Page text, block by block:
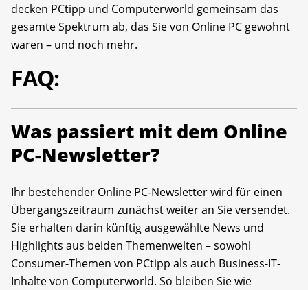
decken PCtipp und Computerworld gemeinsam das
gesamte Spektrum ab, das Sie von Online PC gewohnt
waren – und noch mehr.
FAQ:
Was passiert mit dem Online
PC-Newsletter?
Ihr bestehender Online PC-Newsletter wird für einen
Übergangszeitraum zunächst weiter an Sie versendet.
Sie erhalten darin künftig ausgewählte News und
Highlights aus beiden Themenwelten – sowohl
Consumer-Themen von PCtipp als auch Business-IT-
Inhalte von Computerworld. So bleiben Sie wie